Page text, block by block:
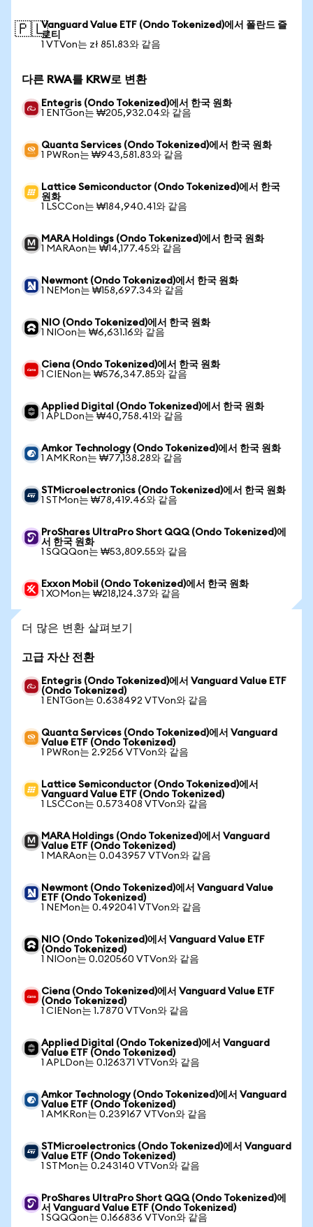
🇵🇱Vanguard Value ETF (Ondo Tokenized)에서 폴란드 즐
로티
1 VTVon는 zł 851.83와 같음
다른 RWA를 KRW로 변환
Entegris (Ondo Tokenized)에서 한국 원화
1 ENTGon는 ₩205,932.04와 같음
Quanta Services (Ondo Tokenized)에서 한국 원화
1 PWRon는 ₩943,581.83와 같음
Lattice Semiconductor (Ondo Tokenized)에서 한국
원화
1 LSCCon는 ₩184,940.41와 같음
MARA Holdings (Ondo Tokenized)에서 한국 원화
1 MARAon는 ₩14,177.45와 같음
Newmont (Ondo Tokenized)에서 한국 원화
1 NEMon는 ₩158,697.34와 같음
NIO (Ondo Tokenized)에서 한국 원화
1 NIOon는 ₩6,631.16와 같음
Ciena (Ondo Tokenized)에서 한국 원화
1 CIENon는 ₩576,347.85와 같음
Applied Digital (Ondo Tokenized)에서 한국 원화
1 APLDon는 ₩40,758.41와 같음
Amkor Technology (Ondo Tokenized)에서 한국 원화
1 AMKRon는 ₩77,138.28와 같음
STMicroelectronics (Ondo Tokenized)에서 한국 원화
1 STMon는 ₩78,419.46와 같음
ProShares UltraPro Short QQQ (Ondo Tokenized)에
서 한국 원화
1 SQQQon는 ₩53,809.55와 같음
Exxon Mobil (Ondo Tokenized)에서 한국 원화
1 XOMon는 ₩218,124.37와 같음
더 많은 변환 살펴보기
고급 자산 전환
Entegris (Ondo Tokenized)에서 Vanguard Value ETF
(Ondo Tokenized)
1 ENTGon는 0.638492 VTVon와 같음
Quanta Services (Ondo Tokenized)에서 Vanguard
Value ETF (Ondo Tokenized)
1 PWRon는 2.9256 VTVon와 같음
Lattice Semiconductor (Ondo Tokenized)에서
Vanguard Value ETF (Ondo Tokenized)
1 LSCCon는 0.573408 VTVon와 같음
MARA Holdings (Ondo Tokenized)에서 Vanguard
Value ETF (Ondo Tokenized)
1 MARAon는 0.043957 VTVon와 같음
Newmont (Ondo Tokenized)에서 Vanguard Value
ETF (Ondo Tokenized)
1 NEMon는 0.492041 VTVon와 같음
NIO (Ondo Tokenized)에서 Vanguard Value ETF
(Ondo Tokenized)
1 NIOon는 0.020560 VTVon와 같음
Ciena (Ondo Tokenized)에서 Vanguard Value ETF
(Ondo Tokenized)
1 CIENon는 1.7870 VTVon와 같음
Applied Digital (Ondo Tokenized)에서 Vanguard
Value ETF (Ondo Tokenized)
1 APLDon는 0.126371 VTVon와 같음
Amkor Technology (Ondo Tokenized)에서 Vanguard
Value ETF (Ondo Tokenized)
1 AMKRon는 0.239167 VTVon와 같음
STMicroelectronics (Ondo Tokenized)에서 Vanguard
Value ETF (Ondo Tokenized)
1 STMon는 0.243140 VTVon와 같음
ProShares UltraPro Short QQQ (Ondo Tokenized)에
서 Vanguard Value ETF (Ondo Tokenized)
1 SQQQon는 0.166836 VTVon와 같음